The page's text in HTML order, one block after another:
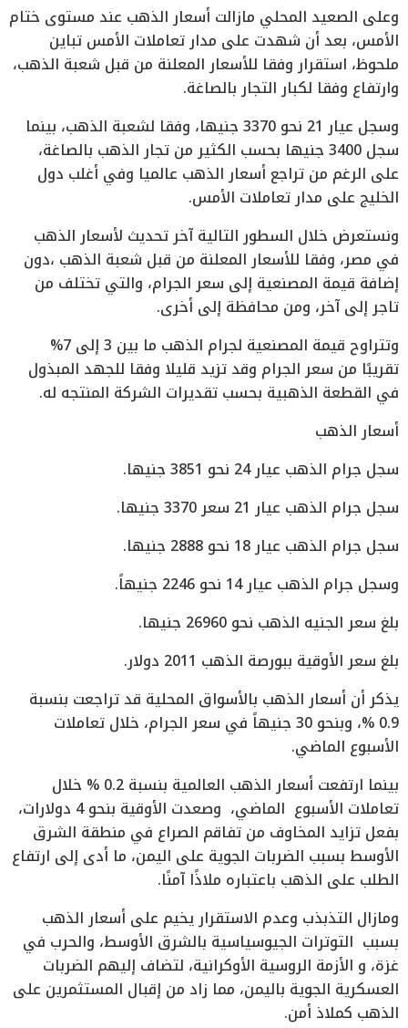
وعلى الصعيد المحلي مازالت أسعار الذهب عند مستوى ختام
الأمس، بعد أن شهدت على مدار تعاملات الأمس تباين
ملحوظ، استقرار وفقا للأسعار المعلنة من قبل شعبة الذهب،
وارتفاع وفقا لكبار التجار بالصاغة.
وسجل عيار 21 نحو 3370 جنيها، وفقا لشعبة الذهب، بينما
سجل 3400 جنيها بحسب الكثير من تجار الذهب بالصاغة،
على الرغم من تراجع أسعار الذهب عالميا وفي أغلب دول
الخليج على مدار تعاملات الأمس.
ونستعرض خلال السطور التالية آخر تحديث لأسعار الذهب
في مصر، وفقا للأسعار المعلنة من قبل شعبة الذهب ،دون
إضافة قيمة المصنعية إلى سعر الجرام، والتي تختلف من
تاجر إلى آخر، ومن محافظة إلى أخرى.
وتتراوح قيمة المصنعية لجرام الذهب ما بين 3 إلى 7%
تقريبًا من سعر الجرام وقد تزيد قليلا وفقا للجهد المبذول
في القطعة الذهبية بحسب تقديرات الشركة المنتجه له.
أسعار الذهب
سجل جرام الذهب عيار 24 نحو 3851 جنيها.
سجل جرام الذهب عيار 21 سعر 3370 جنيها.
سجل جرام الذهب عيار 18 نحو 2888 جنيها.
وسجل جرام الذهب عيار 14 نحو 2246 جنيهاً.
بلغ سعر الجنيه الذهب نحو 26960 جنيها.
بلغ سعر الأوقية ببورصة الذهب 2011 دولار.
يذكر أن أسعار الذهب بالأسواق المحلية قد تراجعت بنسبة
0.9 %، وبنحو 30 جنيهاً في سعر الجرام، خلال تعاملات
الأسبوع الماضي.
بينما ارتفعت أسعار الذهب العالمية بنسبة 0.2 % خلال
تعاملات الأسبوع الماضي، وصعدت الأوقية بنحو 4 دولارات،
بفعل تزايد المخاوف من تفاقم الصراع في منطقة الشرق
الأوسط بسبب الضربات الجوية على اليمن، ما أدى إلى ارتفاع
الطلب على الذهب باعتباره ملاذًا آمنًا.
ومازال التذبذب وعدم الاستقرار يخيم على أسعار الذهب
بسبب التوترات الجيوسياسية بالشرق الأوسط، والحرب في
غزة، و الأزمة الروسية الأوكرانية، لتضاف إليهم الضربات
العسكرية الجوية باليمن، مما زاد من إقبال المستثمرين على
الذهب كملاذ أمن.